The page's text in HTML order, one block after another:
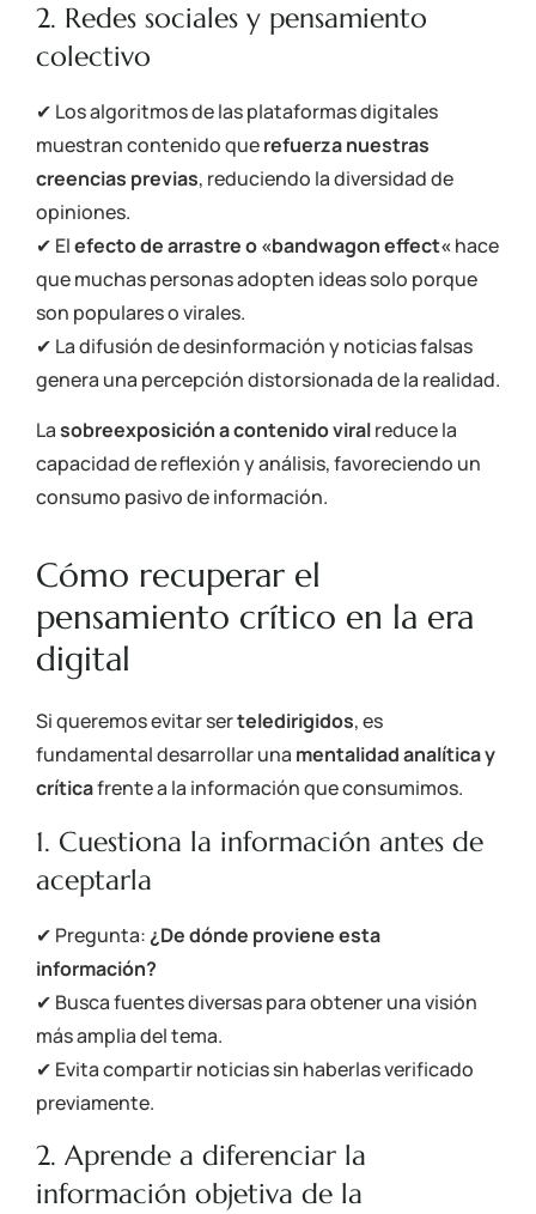
2. Redes sociales y pensamiento
colectivo
✔ Los algoritmos de las plataformas digitales
muestran contenido querefuerza nuestras
creencias previas, reduciendo la diversidad de
opiniones.
✔ Elefecto de arrastre o «bandwagon effect«hace
que muchas personas adopten ideas solo porque
son populares o virales.
✔ La difusión de desinformación y noticias falsas
genera una percepción distorsionada de la realidad.
Lasobreexposición a contenido viralreduce la
capacidad de reflexión y análisis, favoreciendo un
consumo pasivo de información.
Cómo recuperar el
pensamiento crítico en la era
digital
Si queremos evitar serteledirigidos, es
fundamental desarrollar una mentalidad analítica y
críticafrente a la información que consumimos.
1. Cuestiona la información antes de
aceptarla
✔ Pregunta:¿De dónde proviene esta
información?
✔ Busca fuentes diversas para obtener una visión
más amplia del tema.
✔ Evita compartir noticias sin haberlas verificado
previamente.
2. Aprende a diferenciar la
información objetiva de la